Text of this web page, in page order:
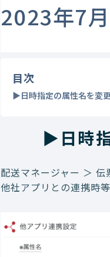
2023年7
目次
▶︎日時指定の属性名を変
▶︎日時
配送マネージャー ＞ 伝
他社アプリとの連携時